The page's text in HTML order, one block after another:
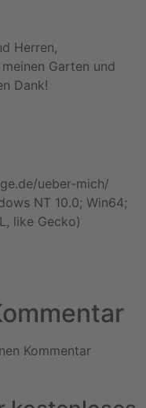
Herren,
Garten und
Dank!
ueber-mich/
NT 10.0; Win64;
like Gecko)
Kommentar